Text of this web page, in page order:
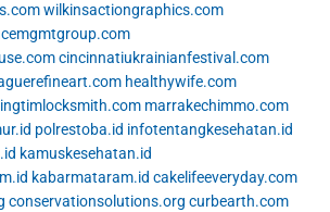
wilkinsactiongraphics.com
cincinnatiukrainianfestival.com
healthywife.com
marrakechimmo.com
polrestoba.id infotentangkesehatan.id
kamuskesehatan.id
kabarmataram.id cakelifeeveryday.com
conservationsolutions.org curbearth.com